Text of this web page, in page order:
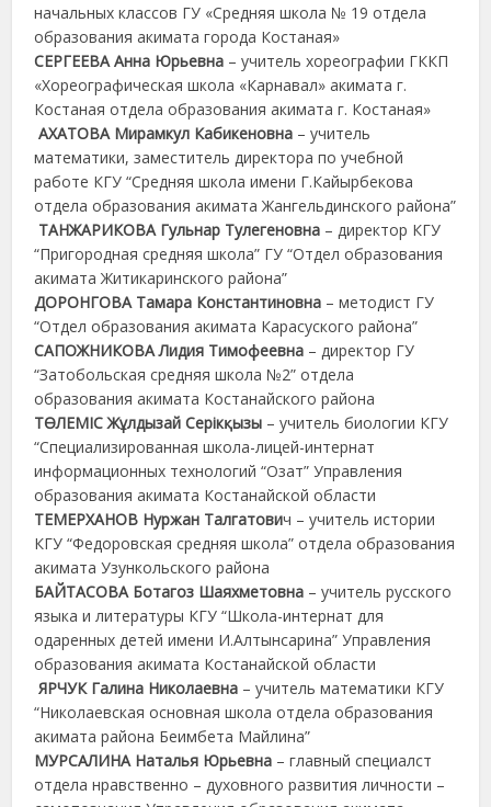
начальных классов ГУ «Средняя школа № 19 отдела
образования акимата города Костаная»
СЕРГЕЕВА Анна Юрьевна – учитель хореографии ГККП
«Хореографическая школа «Карнавал» акимата г.
Костаная отдела образования акимата г. Костаная»
АХАТОВА Мирамкул Кабикеновна – учитель
математики, заместитель директора по учебной
работе КГУ “Средняя школа имени Г.Кайырбекова
отдела образования акимата Жангельдинского района”
ТАНЖАРИКОВА Гульнар Тулегеновна – директор КГУ
“Пригородная средняя школа” ГУ “Отдел образования
акимата Житикаринского района”
ДОРОНГОВА Тамара Константиновна – методист ГУ
“Отдел образования акимата Карасуского района”
САПОЖНИКОВА Лидия Тимофеевна – директор ГУ
“Затобольская средняя школа №2” отдела
образования акимата Костанайского района
ТӨЛЕМІС Жұлдызай Серікқызы – учитель биологии КГУ
“Специализированная школа-лицей-интернат
информационных технологий “Озат” Управления
образования акимата Костанайской области
ТЕМЕРХАНОВ Нуржан Талгатович – учитель истории
КГУ “Федоровская средняя школа” отдела образования
акимата Узункольского района
БАЙТАСОВА Ботагоз Шаяхметовна – учитель русского
языка и литературы КГУ “Школа-интернат для
одаренных детей имени И.Алтынсарина” Управления
образования акимата Костанайской области
ЯРЧУК Галина Николаевна – учитель математики КГУ
“Николаевская основная школа отдела образования
акимата района Беимбета Майлина”
МУРСАЛИНА Наталья Юрьевна – главный специалст
отдела нравственно – духовного развития личности –